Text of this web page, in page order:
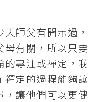
師父有開示過，
母有關，所以只要
的專注或禪定，我
定的過程能夠讓
，讓他們可以更健